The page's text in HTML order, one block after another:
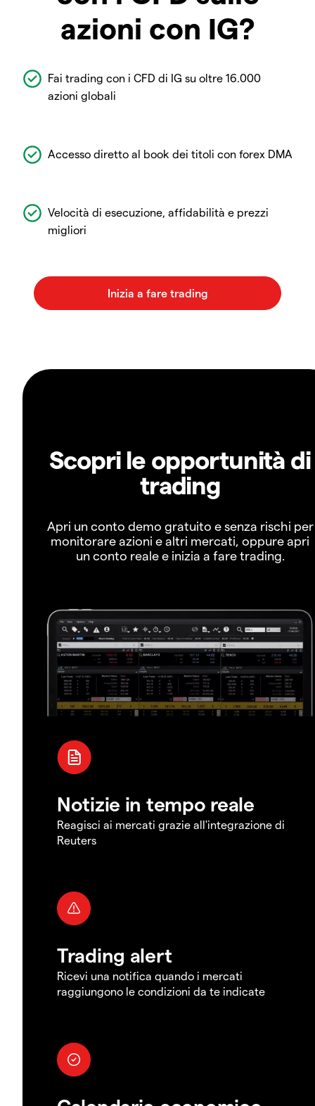
azioni con IG?
Fai trading con i CFD di IG su oltre 16.000
azioni globali
Accesso diretto al book dei titoli con forex DMA
Velocità di esecuzione, affidabilità e prezzi
migliori
Scopri le opportunità di
trading
Apri un conto demo gratuito e senza rischi per
monitorare azioni e altri mercati, oppure apri
un conto reale e inizia a fare trading.
Notizie in tempo reale
Reagisci ai mercati grazie all'integrazione di
Reuters
Trading alert
Ricevi una notifica quando i mercati
raggiungono le condizioni da te indicate